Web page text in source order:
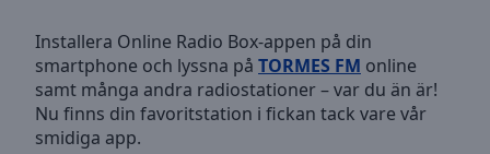
Skip
Backward
Skip
Forward
Mute
Current
Installera Online Radio Box-appen på din
smartphone och lyssna på TORMES FM online
samt många andra radiostationer – var du än är!
Nu finns din favoritstation i fickan tack vare vår
smidiga app.